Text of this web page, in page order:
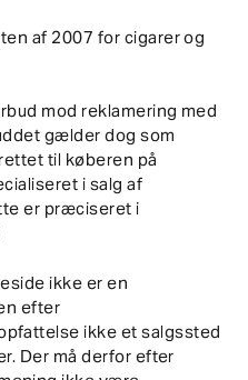
af 2007 for cigarer og
mod reklamering med
gælder dog som
til køberen på
i salg af
er præciseret i
ikke er en
efter
ikke et salgssted
Der må derfor efter